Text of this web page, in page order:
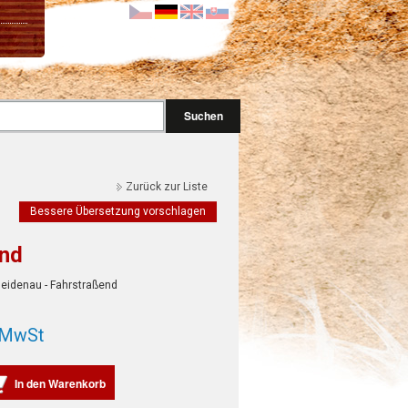
Suchen
Bessere Übersetzung vorschlagen
Zurück zur Liste
- Fahrstraßend
In den Warenkorb